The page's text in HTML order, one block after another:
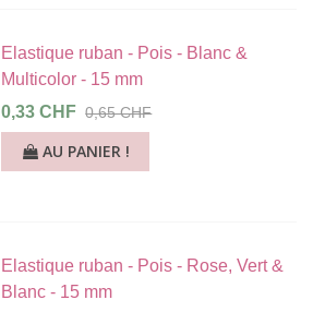
Elastique ruban - Pois - Blanc &
Multicolor - 15 mm
0,33 CHF 0,65 CHF
AU PANIER !
Elastique ruban - Pois - Rose, Vert &
Blanc - 15 mm